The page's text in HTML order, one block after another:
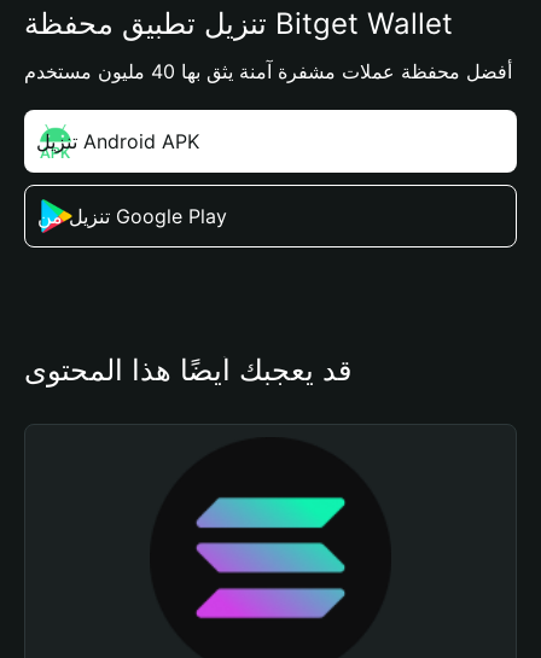
تنزيل تطبيق محفظة Bitget Wallet
أفضل محفظة عملات مشفرة آمنة يثق بها 40 مليون مستخدم
تنزيل Android APK
تنزيل من Google Play
قد يعجبك أيضًا هذا المحتوى